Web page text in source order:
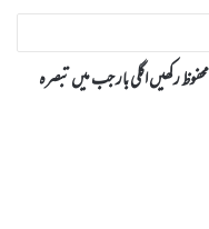
رکھیں اگلی بار جب میں تبصرہ